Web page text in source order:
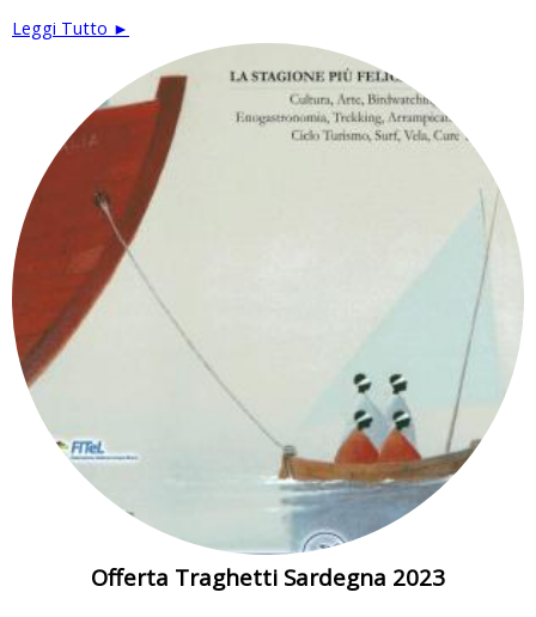
Leggi Tutto ►
Offerta Traghetti Sardegna 2023